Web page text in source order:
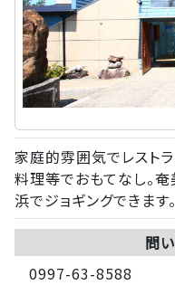
家庭的雰囲気でレスト
料理等でおもてなし。
浜でジョギングできます。
問
0997-63-8588